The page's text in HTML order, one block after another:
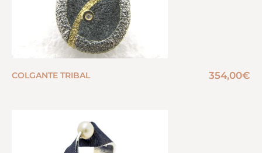
COLGANTE TRIBAL 354,00€